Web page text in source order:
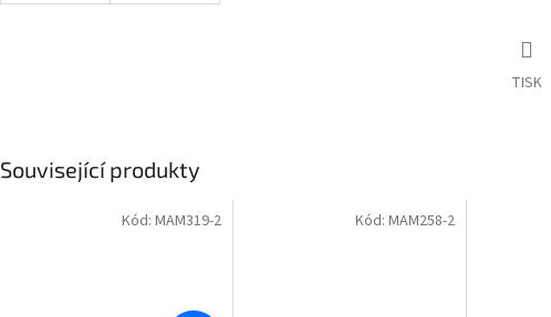
TISK
Související produkty
Kód: MAM319-2 Kód: MAM258-2